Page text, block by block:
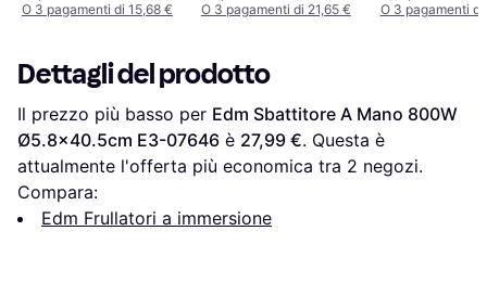
O 3 pagamenti di 15,68 € O 3 pagamenti di 21,65 € O 3 pagamenti
Dettagli del prodotto
Il prezzo più basso per Edm Sbattitore A Mano 800W
Ø5.8x40.5cm E3-07646 è 27,99 €. Questa è
attualmente l'offerta più economica tra 2 negozi.
Compara:
Edm Frullatori a immersione